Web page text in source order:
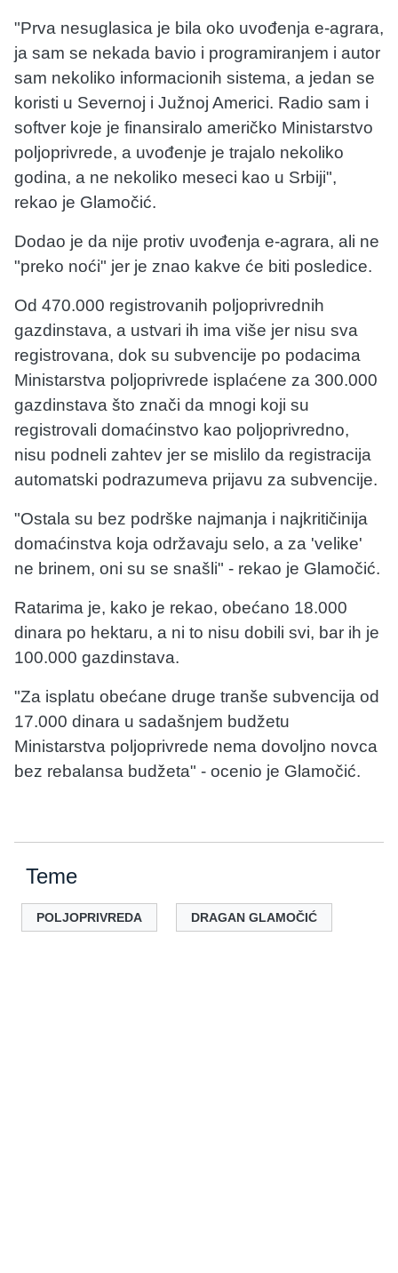
"Prva nesuglasica je bila oko uvođenja e-agrara,
ja sam se nekada bavio i programiranjem i autor
sam nekoliko informacionih sistema, a jedan se
koristi u Severnoj i Južnoj Americi. Radio sam i
softver koje je finansiralo američko Ministarstvo
poljoprivrede, a uvođenje je trajalo nekoliko
godina, a ne nekoliko meseci kao u Srbiji",
rekao je Glamočić.
Dodao je da nije protiv uvođenja e-agrara, ali ne
"preko noći" jer je znao kakve će biti posledice.
Od 470.000 registrovanih poljoprivrednih
gazdinstava, a ustvari ih ima više jer nisu sva
registrovana, dok su subvencije po podacima
Ministarstva poljoprivrede isplaćene za 300.000
gazdinstava što znači da mnogi koji su
registrovali domaćinstvo kao poljoprivredno,
nisu podneli zahtev jer se mislilo da registracija
automatski podrazumeva prijavu za subvencije.
"Ostala su bez podrške najmanja i najkritičinija
domaćinstva koja održavaju selo, a za 'velike'
ne brinem, oni su se snašli" - rekao je Glamočić.
Ratarima je, kako je rekao, obećano 18.000
dinara po hektaru, a ni to nisu dobili svi, bar ih je
100.000 gazdinstava.
"Za isplatu obećane druge tranše subvencija od
17.000 dinara u sadašnjem budžetu
Ministarstva poljoprivrede nema dovoljno novca
bez rebalansa budžeta" - ocenio je Glamočić.
Teme
POLJOPRIVREDA DRAGAN GLAMOČIĆ